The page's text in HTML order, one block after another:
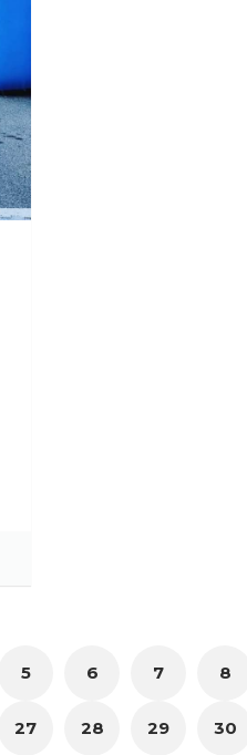
5 6 7 8
27 28 29 30